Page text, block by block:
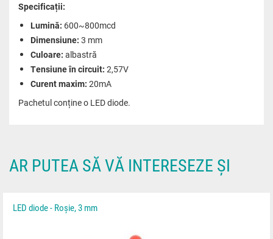
Specificații:
Lumină: 600~800mcd
Dimensiune: 3 mm
Culoare: albastră
Tensiune în circuit: 2,57V
Curent maxim: 20mA
Pachetul conține o LED diode.
AR PUTEA SĂ VĂ INTERESEZE ȘI
LED diode - Roșie, 3 mm